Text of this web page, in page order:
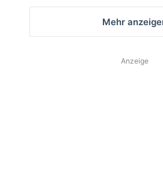
Mehr
Anzeige